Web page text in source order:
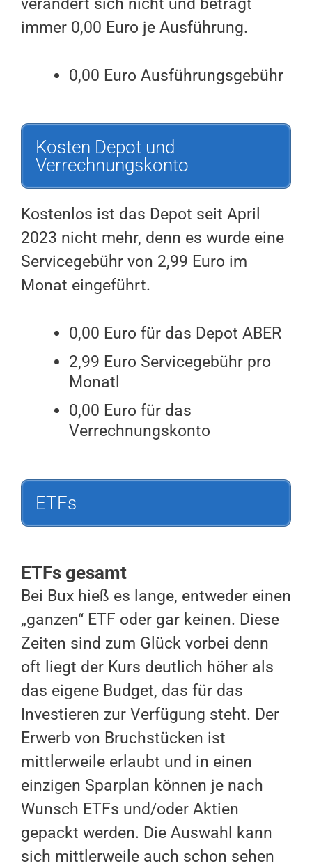
verändert sich nicht und beträgt
immer 0,00 Euro je Ausführung.
0,00 Euro Ausführungsgebühr
Kosten Depot und
Verrechnungskonto
Kostenlos ist das Depot seit April
2023 nicht mehr, denn es wurde eine
Servicegebühr von 2,99 Euro im
Monat eingeführt.
0,00 Euro für das Depot ABER
2,99 Euro Servicegebühr pro
Monatl
0,00 Euro für das
Verrechnungskonto
ETFs
ETFs gesamt
Bei Bux hieß es lange, entweder einen
„ganzen“ ETF oder gar keinen. Diese
Zeiten sind zum Glück vorbei denn
oft liegt der Kurs deutlich höher als
das eigene Budget, das für das
Investieren zur Verfügung steht. Der
Erwerb von Bruchstücken ist
mittlerweile erlaubt und in einen
einzigen Sparplan können je nach
Wunsch ETFs und/oder Aktien
gepackt werden. Die Auswahl kann
sich mittlerweile auch schon sehen